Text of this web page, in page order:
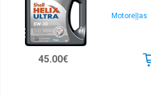
Motoreļļas
45.00€